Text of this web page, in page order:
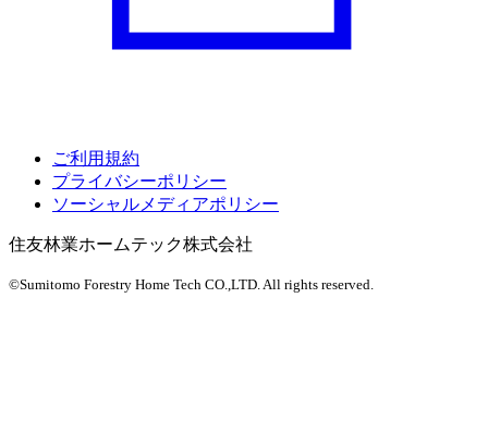
ご利用規約
プライバシーポリシー
ソーシャルメディアポリシー
住友林業ホームテック株式会社
©Sumitomo Forestry Home Tech CO.,LTD. All rights reserved.